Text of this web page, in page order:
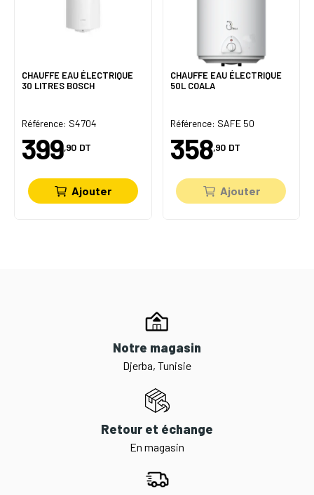
CHAUFFE EAU ÉLECTRIQUE
30 LITRES BOSCH
Référence: S4704
399,90 DT
Ajouter
CHAUFFE EAU ÉLECTRIQUE
50L COALA
Référence: SAFE 50
358,90 DT
Ajouter
Notre magasin
Djerba, Tunisie
Retour et échange
En magasin